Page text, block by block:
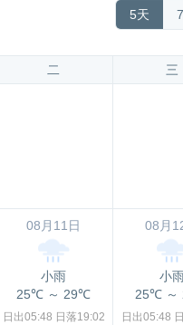
5天
二 三
08月11日
小雨
25℃ ～ 29℃
日出05:48 日落19:02
08月
小
25℃ ～
日出05:48